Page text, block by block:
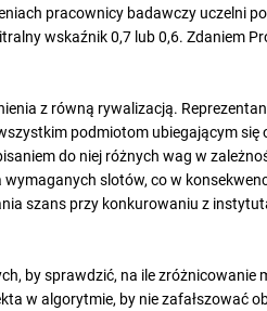
pracownicy badawczy uczelni
wskaźnik 0,7 lub 0,6. Zdaniem
z równą rywalizacją.
podmiotom ubiegającym się
do niej różnych wag w
slotów, co w
szans przy konkurowaniu z
by sprawdzić, na ile zróżnicowanie
w algorytmie, by nie zafałszować